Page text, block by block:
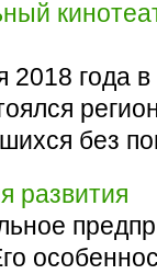
2018 года
без
развития